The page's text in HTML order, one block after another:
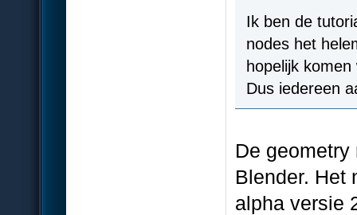
Ik ben de
nodes het
hopelijk
Dus iedereen
De
Blender. Het
alpha versie